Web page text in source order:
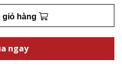
giỏ hàng
ngay